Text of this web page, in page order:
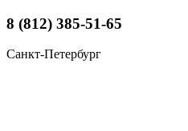
8 (812) 385-51-65
Санкт-Петербург